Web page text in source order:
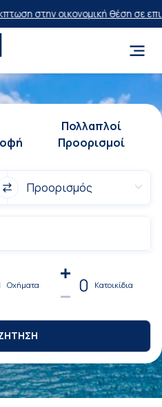
θέση σε επιλεγμένα
Πολλαπλοί
Προορισμοί
Οχήματα 0 Κατοικίδια